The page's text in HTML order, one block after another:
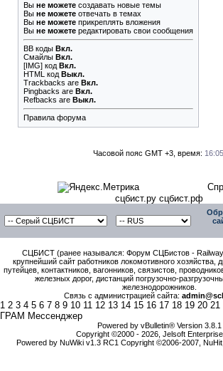
Вы не можете создавать новые темы
Вы не можете отвечать в темах
Вы не можете прикреплять вложения
Вы не можете редактировать свои сообщения
BB коды Вкл.
Смайлы Вкл.
[IMG] код Вкл.
HTML код Выкл.
Trackbacks are Вкл.
Pingbacks are Вкл.
Refbacks are Выкл.
Правила форума
Часовой пояс GMT +3, время: 16:05
сцбист.ру сцбист.рф
СЦБИСТ (ранее назывался: Форум СЦБистов - Railway
крупнейший сайт работников локомотивного хозяйства,
путейцев, контактников, вагонников, связистов,
железных дорог, дистанций погрузочно-
железнодорожников.
Связь с администрацией сайта:
1 2 3 4 5 6 7 8 9 10 11 12 13 14 15 16 17 18 19 20 21
ГРАМ Мессенджер
Powered by vBulletin® Version 3.8.1
Copyright ©2000 - 2026, Jelsoft
Powered by NuWiki v1.3 RC1 Copyright ©2006-2007,